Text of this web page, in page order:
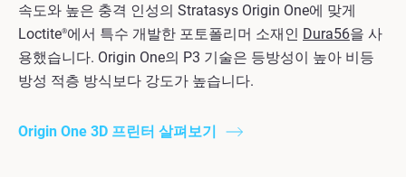
속도와 높은 충격 인성의 Stratasys Origin One에 맞게
Loctite®에서 특수 개발한 포토폴리머 소재인 Dura56을 사
용했습니다. Origin One의 P3 기술은 등방성이 높아 비등
방성 적층 방식보다 강도가 높습니다.
Origin One 3D 프린터 살펴보기